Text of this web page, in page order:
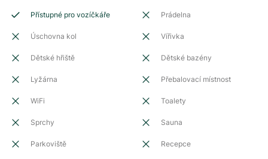
Přístupné pro vozíčkáře Prádelna
Úschovna kol Vířivka
Dětské hřiště Dětské bazény
Lyžárna Přebalovací místnost
WiFi Toalety
Sprchy Sauna
Parkoviště Recepce